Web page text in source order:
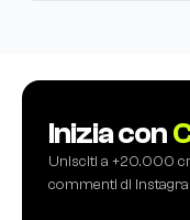
Inizia con
Unisciti a +20.000
commenti di